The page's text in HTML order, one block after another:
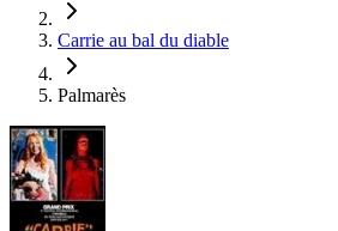
Carrie au bal du diable
Palmarès